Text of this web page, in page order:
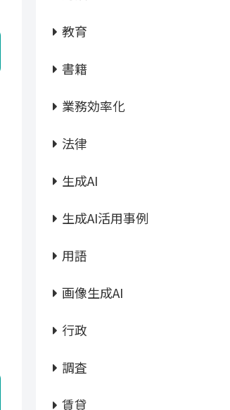
教育
書籍
業務効率化
法律
生成AI
生成AI活用事例
用語
画像生成AI
行政
調査
賃貸